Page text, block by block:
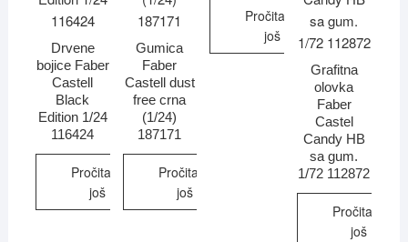
Drvene
bojice Faber
Castell
Black
Edition 1/24
116424
Pročitajte
još
Gumica
Faber
Castell dust
free crna
(1/24)
187171
Pročitajte
još
Pročitajte
još
Grafitna
olovka
Faber
Castel
Candy HB
sa gum.
1/72 112872
Pročitajte
još